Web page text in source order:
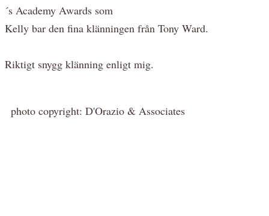
´s Academy Awards som
Kelly bar den fina klänningen från Tony Ward.
Riktigt snygg klänning enligt mig.
photo copyright: D'Orazio & Associates